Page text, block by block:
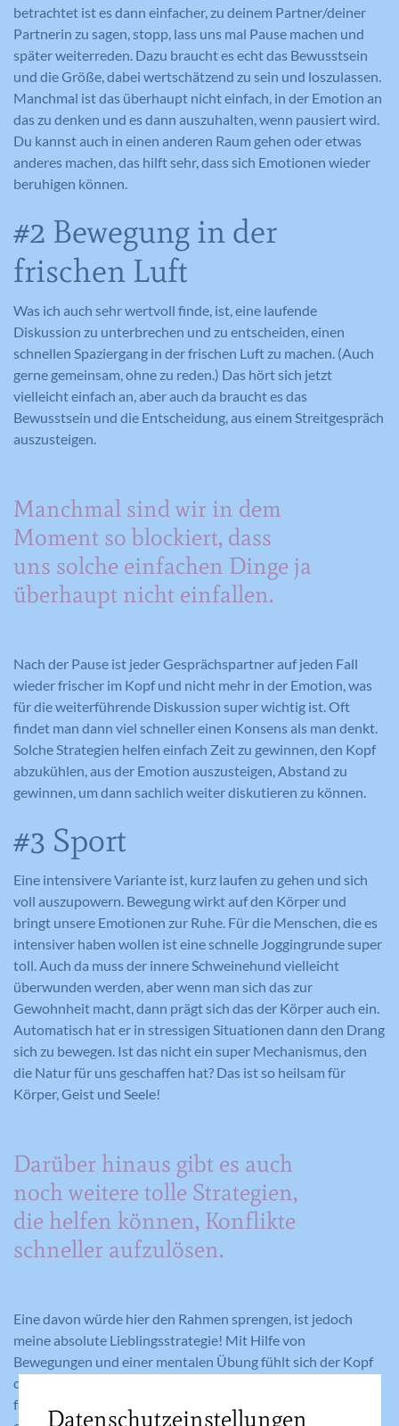
betrachtet ist es dann einfacher, zu deinem Partner/deiner
Partnerin zu sagen, stopp, lass uns mal Pause machen und
später weiterreden. Dazu braucht es echt das Bewusstsein
und die Größe, dabei wertschätzend zu sein und loszulassen.
Manchmal ist das überhaupt nicht einfach, in der Emotion an
das zu denken und es dann auszuhalten, wenn pausiert wird.
Du kannst auch in einen anderen Raum gehen oder etwas
anderes machen, das hilft sehr, dass sich Emotionen wieder
beruhigen können.
#2 Bewegung in der
frischen Luft
Was ich auch sehr wertvoll finde, ist, eine laufende
Diskussion zu unterbrechen und zu entscheiden, einen
schnellen Spaziergang in der frischen Luft zu machen. (Auch
gerne gemeinsam, ohne zu reden.) Das hört sich jetzt
vielleicht einfach an, aber auch da braucht es das
Bewusstsein und die Entscheidung, aus einem Streitgespräch
auszusteigen.
Manchmal sind wir in dem
Moment so blockiert, dass
uns solche einfachen Dinge ja
überhaupt nicht einfallen.
Nach der Pause ist jeder Gesprächspartner auf jeden Fall
wieder frischer im Kopf und nicht mehr in der Emotion, was
für die weiterführende Diskussion super wichtig ist. Oft
findet man dann viel schneller einen Konsens als man denkt.
Solche Strategien helfen einfach Zeit zu gewinnen, den Kopf
abzukühlen, aus der Emotion auszusteigen, Abstand zu
gewinnen, um dann sachlich weiter diskutieren zu können.
#3 Sport
Eine intensivere Variante ist, kurz laufen zu gehen und sich
voll auszupowern. Bewegung wirkt auf den Körper und
bringt unsere Emotionen zur Ruhe. Für die Menschen, die es
intensiver haben wollen ist eine schnelle Joggingrunde super
toll. Auch da muss der innere Schweinehund vielleicht
überwunden werden, aber wenn man sich das zur
Gewohnheit macht, dann prägt sich das der Körper auch ein.
Automatisch hat er in stressigen Situationen dann den Drang
sich zu bewegen. Ist das nicht ein super Mechanismus, den
die Natur für uns geschaffen hat? Das ist so heilsam für
Körper, Geist und Seele!
Darüber hinaus gibt es auch
noch weitere tolle Strategien,
die helfen können, Konflikte
schneller aufzulösen.
Eine davon würde hier den Rahmen sprengen, ist jedoch
meine absolute Lieblingsstrategie! Mit Hilfe von
Bewegungen und einer mentalen Übung fühlt sich der Kopf
danach wie leer an. Es ist sogar so, dass man zwischendurch,
falls man diese Übung gemeinsam macht, zu schmunzeln
Datenschutzeinstellungen